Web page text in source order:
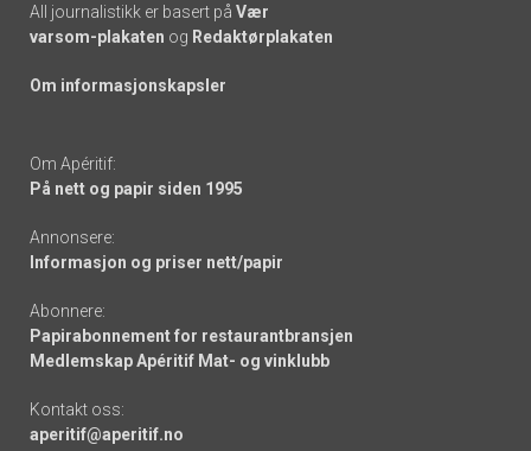
All journalistikk er basert på Vær
varsom-plakaten og Redaktørplakaten
Om informasjonskapsler
Om Apéritif:
På nett og papir siden 1995
Annonsere:
Informasjon og priser nett/papir
Abonnere:
Papirabonnement for restaurantbransjen
Medlemskap Apéritif Mat- og vinklubb
Kontakt oss:
aperitif@aperitif.no